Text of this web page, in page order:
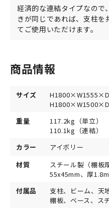
経済的な連結タイプなので
きが同じであれば、支柱を
てご使用いただけます。
商品情報
サイズ
重量
117.2kg（単立）
110.1kg（連結）
カラー
アイボリー
材質
スチール製（棚板
55x45mm、厚
付属品
支柱、ビーム、天
棚板、ベース、ス